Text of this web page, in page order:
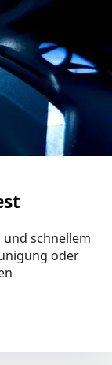
und schnellem
oder